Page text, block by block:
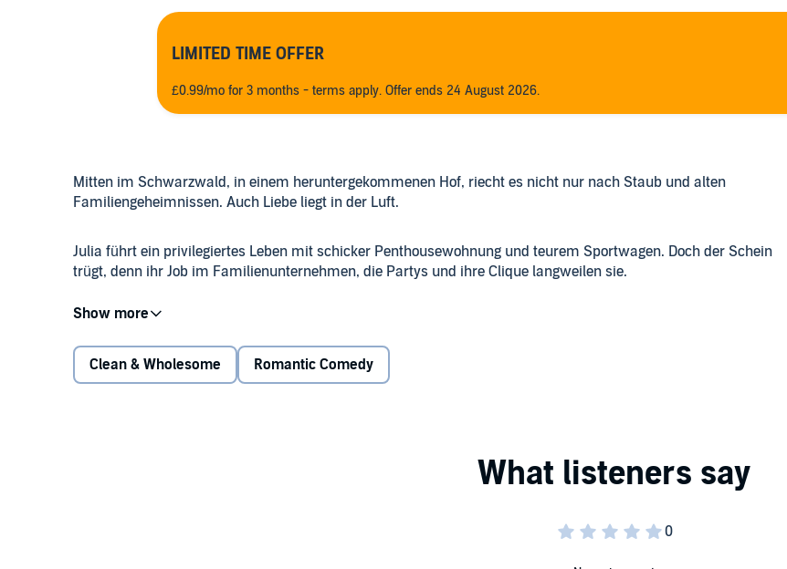
LIMITED TIME OFFER
£0.99/mo for 3 months - terms apply. Offer ends 24 August 2026.
Mitten im Schwarzwald, in einem heruntergekommenen Hof, riecht es nicht nur nach Staub und alten
Familiengeheimnissen. Auch Liebe liegt in der Luft.
Julia führt ein privilegiertes Leben mit schicker Penthousewohnung und teurem Sportwagen. Doch der Schein
trügt, denn ihr Job im Familienunternehmen, die Partys und ihre Clique langweilen sie.
Als sie völlig unerwartet einen abgelegenen Schwarzwaldhof erbt, ergreift sie die Chance für einen Neuanfang,
sehr zum Missfallen ihrer Mutter. Plötzlich ist Julia auf sich allein gestellt.
Wie wird Chris sich entscheiden? Und wird Julia sich ihren Traum vom eigenen Café erfüllen?
Süße Cupcakes, köstlich duftender Kaffee, starke Charaktere, ein berührendes Familiengeheimnis und das
Clean & Wholesome Romantic Comedy